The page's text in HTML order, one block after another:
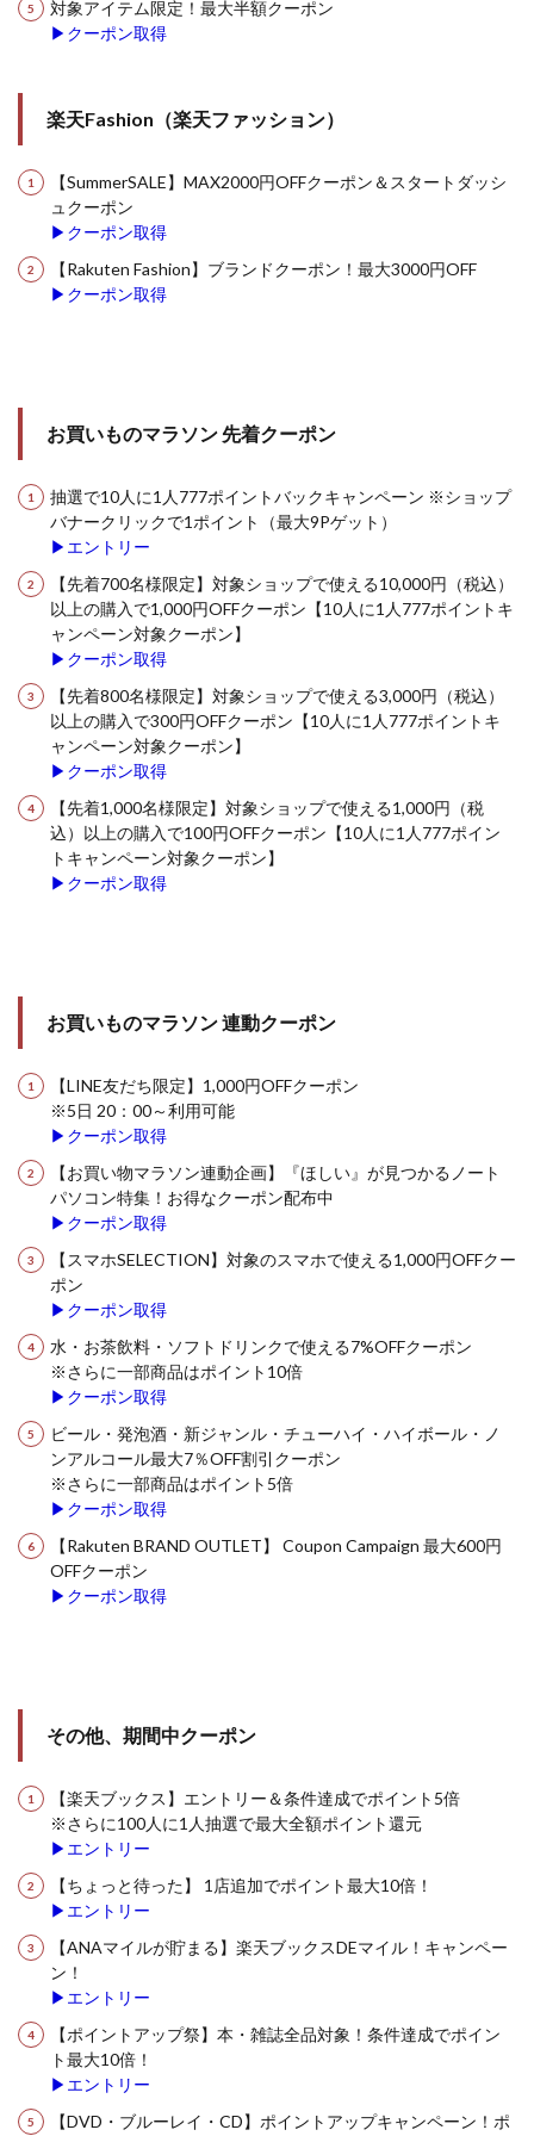
対象アイテム限定！最大半額クーポン
▶クーポン取得
楽天Fashion（楽天ファッション）
【SummerSALE】MAX2000円OFFクーポン＆スタートダッシ
ュクーポン
▶クーポン取得
【Rakuten Fashion】ブランドクーポン！最大3000円OFF
▶クーポン取得
お買いものマラソン 先着クーポン
抽選で10人に1人777ポイントバックキャンペーン ※ショップ
バナークリックで1ポイント（最大9Pゲット）
▶エントリー
【先着700名様限定】対象ショップで使える10,000円（税込）
以上の購入で1,000円OFFクーポン【10人に1人777ポイントキ
ャンペーン対象クーポン】
▶クーポン取得
【先着800名様限定】対象ショップで使える3,000円（税込）
以上の購入で300円OFFクーポン【10人に1人777ポイントキ
ャンペーン対象クーポン】
▶クーポン取得
【先着1,000名様限定】対象ショップで使える1,000円（税
込）以上の購入で100円OFFクーポン【10人に1人777ポイン
トキャンペーン対象クーポン】
▶クーポン取得
お買いものマラソン 連動クーポン
【LINE友だち限定】1,000円OFFクーポン
※5日 20：00～利用可能
▶クーポン取得
【お買い物マラソン連動企画】『ほしい』が見つかるノート
パソコン特集！お得なクーポン配布中
▶クーポン取得
【スマホSELECTION】対象のスマホで使える1,000円OFFクー
ポン
▶クーポン取得
水・お茶飲料・ソフトドリンクで使える7%OFFクーポン
※さらに一部商品はポイント10倍
▶クーポン取得
ビール・発泡酒・新ジャンル・チューハイ・ハイボール・ノ
ンアルコール最大7％OFF割引クーポン
※さらに一部商品はポイント5倍
▶クーポン取得
【Rakuten BRAND OUTLET】 Coupon Campaign 最大600円
OFFクーポン
▶クーポン取得
その他、期間中クーポン
【楽天ブックス】エントリー＆条件達成でポイント5倍
※さらに100人に1人抽選で最大全額ポイント還元
▶エントリー
【ちょっと待った】 1店追加でポイント最大10倍！
▶エントリー
【ANAマイルが貯まる】楽天ブックスDEマイル！キャンペー
ン！
▶エントリー
【ポイントアップ祭】本・雑誌全品対象！条件達成でポイン
ト最大10倍！
▶エントリー
【DVD・ブルーレイ・CD】ポイントアップキャンペーン！ポ